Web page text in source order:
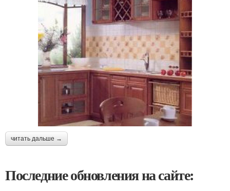
читать дальше →
Последние обновления на сайте: